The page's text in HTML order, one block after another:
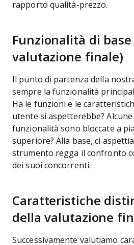
rapporto qualità-prezzo.
Funzionalità di base
valutazione finale)
Il punto di partenza della
sempre la funzionalità
Ha le funzioni e le
utente si aspetterebbe? Alcune
funzionalità sono bloccate a
superiore? Alla base, ci
strumento regga il confronto
dei suoi concorrenti.
Caratteristiche
della valutazione
Successivamente valutiamo